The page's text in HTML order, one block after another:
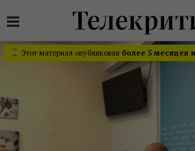
Этот материал опубликован более 5 месяцев